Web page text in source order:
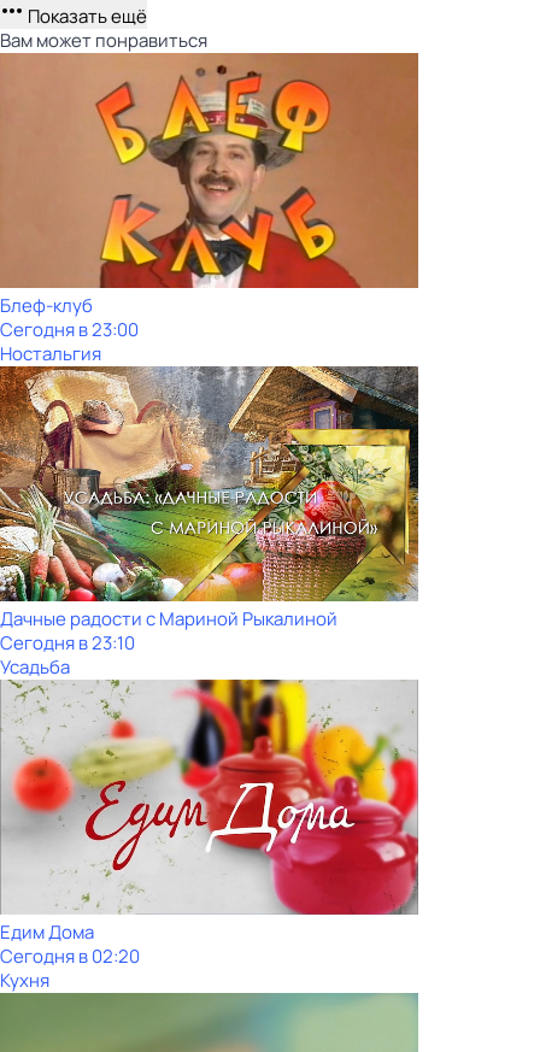
Показать ещё
Вам может понравиться
Блеф-клуб
Сегодня в 23:00
Ностальгия
Дачные радости с Мариной Рыкалиной
Сегодня в 23:10
Усадьба
Едим Дома
Сегодня в 02:20
Кухня